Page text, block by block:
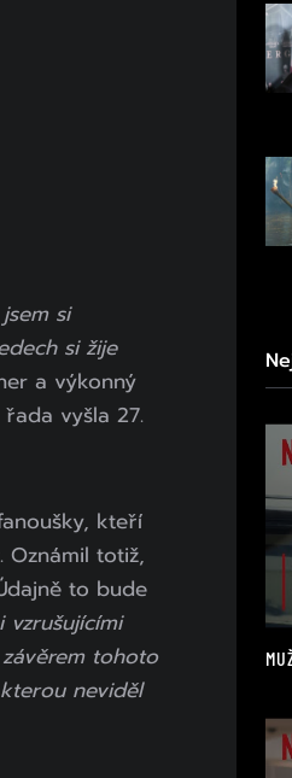
si
si žije
a výkonný
vyšla 27.
kteří
totiž,
to bude
tohoto
neviděl